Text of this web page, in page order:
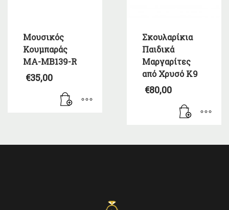
Μουσικός
Κουμπαράς
MA-MB139-R
€35,00
Σκουλαρίκια
Παιδικά
Μαργαρίτες
από Χρυσό Κ9
€80,00